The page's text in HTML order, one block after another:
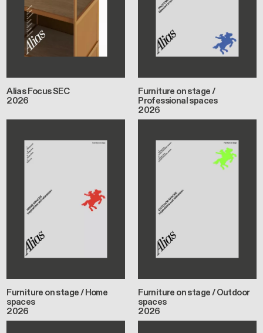
Alias Focus SEC
2026
Furniture on stage /
Professional spaces
2026
Furniture on stage / Home
spaces
2026
Furniture on stage / Outdoor
spaces
2026